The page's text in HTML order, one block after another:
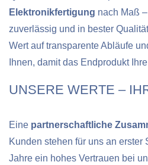
Elektronikfertigung nach Maß
zuverlässig und in bester
Wert auf transparente Abläufe
Ihnen, damit das Endprodukt
UNSERE WERTE –
Eine partnerschaftliche
Kunden stehen für uns an erster
Jahre ein hohes Vertrauen bei